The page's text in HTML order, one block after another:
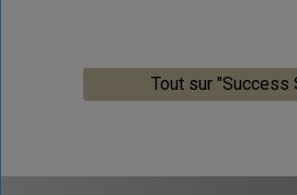
Tout sur "Success